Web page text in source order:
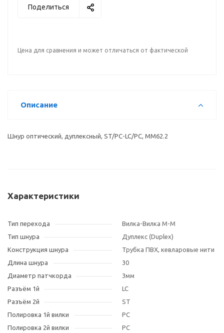
Поделиться
Цена для сравнения и может отличаться от фактической
Описание
Шнур оптический, дуплексный, ST/PC-LC/PC, MM62.2
Характеристики
Тип перехода
Вилка-Вилка M-M
Тип шнура
Дуплекс (Duplex)
Конструкция шнура
Трубка ПВХ, кевларовые нити
Длина шнура
30
Диаметр патчкорда
3мм
Разъём 1й
LC
Разъём 2й
ST
Полировка 1й вилки
PC
Полировка 2й вилки
PC